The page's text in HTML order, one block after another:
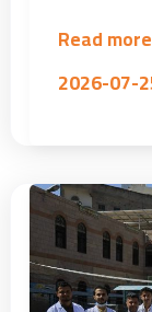
Read more
2026-07-
ابتسامة
تصنع
الأمل
…